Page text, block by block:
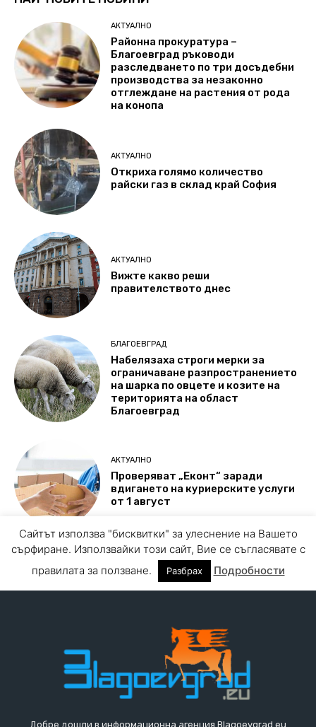
Добре дошли в информационна агенция Blagoevgrad.eu